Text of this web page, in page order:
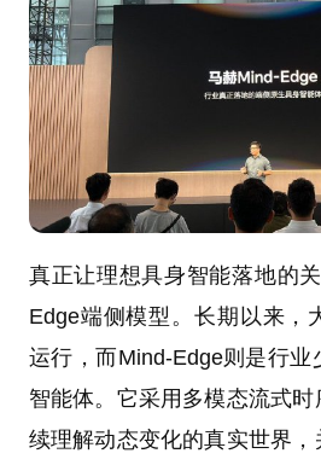
真正让理想具身智能落地的
Edge端侧模型。长期以来，
运行，而Mind-Edge则是行业
智能体。它采用多模态流式
续理解动态变化的真实世界，